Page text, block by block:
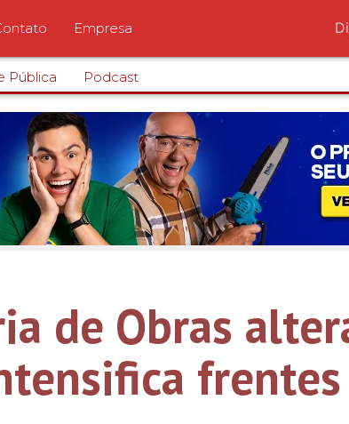
Empresa
Pública Podcast
de Obras